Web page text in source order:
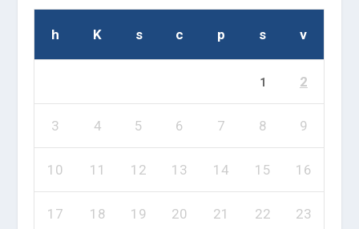
h K s c p s v
1 2
3 4 5 6 7 8 9
10 11 12 13 14 15 16
17 18 19 20 21 22 23